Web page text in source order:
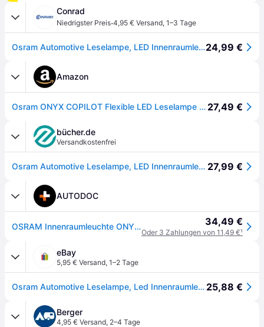
Conrad
Niedrigster Preis·4,95 € Versand, 1–3 Tage
Osram Automotive Leselampe, LED Innenraumleuchte ONYX-USB ONYX COPILOT® USB LED 5 V (L x B x H) 460 x 9 x 25 mm Biegsamer Hals, Drehbar, Schwenkbar24,99 €
Amazon
Osram ONYX COPILOT Flexible LED Leselampe USB, Schwarz 27,49 €
bücher.de
Versandkostenfrei
Osram Automotive Leselampe, LED Innenraumleuchte ONYX-USB ONYX COPILOT® USB LED 5 V (L x B x H) 460 x 9 x 25 mm Biegsamer Hals, Drehbar, Schwenkbar 27,99 €
AUTODOC
OSRAM Innenraumleuchte ONYX-USB 34,49 €
Oder 3 Zahlungen von 11,49 €¹
eBay
5,95 € Versand, 1–2 Tage
Osram Automotive Leselampe, Led Innenraumleuchte Onyx-usb Onyx Copilot® Usb L... 25,88 €
Berger
4,95 € Versand, 2–4 Tage